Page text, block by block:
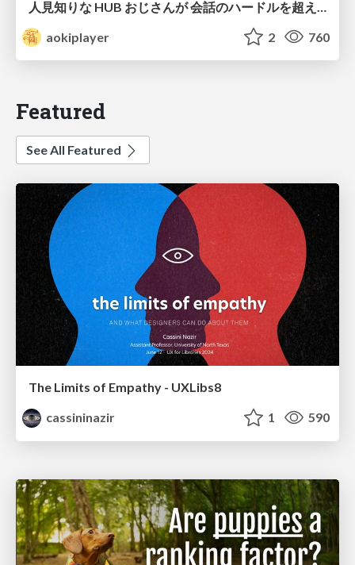
aokiplayer
2 760
Featured
See All Featured
The Limits of Empathy - UXLibs8
cassininazir
1 590